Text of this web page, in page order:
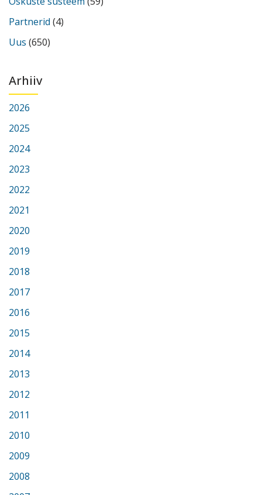
Partnerid (4)
Uus (650)
Arhiiv
2026
2025
2024
2023
2022
2021
2020
2019
2018
2017
2016
2015
2014
2013
2012
2011
2010
2009
2008